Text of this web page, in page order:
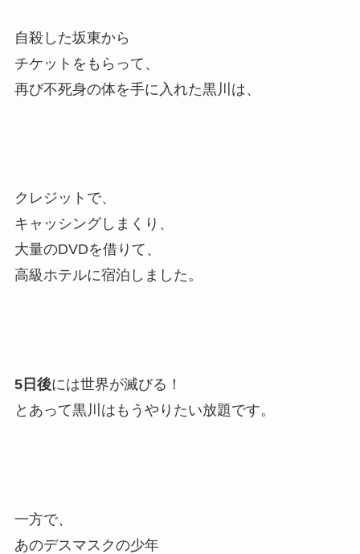
自殺した坂東から
チケットをもらって、
再び不死身の体を手に入れた黒川は、
クレジットで、
キャッシングしまくり、
大量のDVDを借りて、
高級ホテルに宿泊しました。
5日後には世界が滅びる！
とあって黒川はもうやりたい放題です。
一方で、
あのデスマスクの少年